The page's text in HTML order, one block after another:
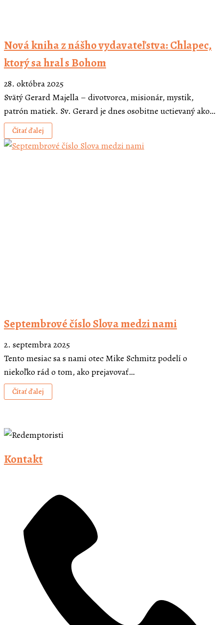
Nová kniha z nášho vydavateľstva: Chlapec,
ktorý sa hral s Bohom
28. októbra 2025
Svätý Gerard Majella – divotvorca, misionár, mystik,
patrón matiek. Sv. Gerard je dnes osobitne uctievaný ako…
Čítať ďalej
Septembrové číslo Slova medzi nami
2. septembra 2025
Tento mesiac sa s nami otec Mike Schmitz podelí o
niekoľko rád o tom, ako prejavovať…
Čítať ďalej
Kontakt